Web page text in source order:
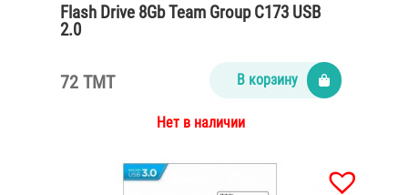
Flash Drive 8Gb Team Group C173 USB
2.0
72 TMT В корзину
Нет в наличии